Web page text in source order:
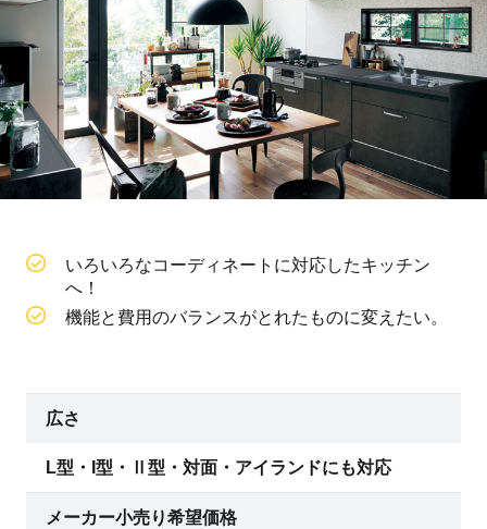
いろいろなコーディネートに対応したキッチン
へ！
機能と費用のバランスがとれたものに変えたい。
広さ
L型・I型・Ⅱ型・対面・アイランドにも対応
メーカー小売り希望価格